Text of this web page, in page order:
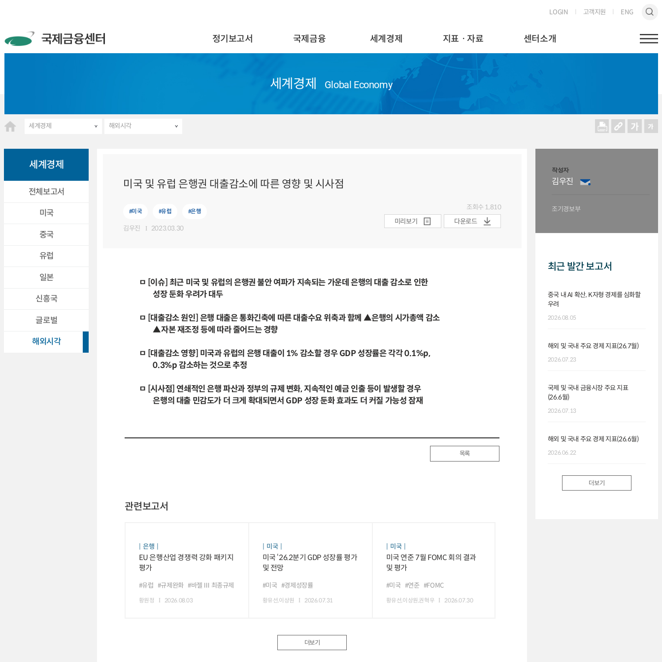
LOGIN 고객지원 ENG
정기보고서 국제금융 세계경제 지표ㆍ자료 센터소개
세계경제 Global Economy
세계경제 해외시각
세계경제
전체보고서
미국
중국
유럽
일본
신흥국
글로벌
해외시각
미국 및 유럽 은행권 대출감소에 따른 영향 및 시사점
#미국 #유럽 #은행
김우진 2023.03.30
조회수 1,810
미리보기
다운로드
ㅁ [이슈] 최근 미국 및 유럽의 은행권 불안 여파가 지속되는 가운데 은행의 대출 감소로 인한
성장 둔화 우려가 대두
ㅁ [대출감소 원인] 은행 대출은 통화긴축에 따른 대출수요 위축과 함께 ▲은행의 시가총액 감소
▲자본 재조정 등에 따라 줄어드는 경향
ㅁ [대출감소 영향] 미국과 유럽의 은행 대출이 1% 감소할 경우 GDP 성장률은 각각 0.1%p,
0.3%p 감소하는 것으로 추정
ㅁ [시사점] 연쇄적인 은행 파산과 정부의 규제 변화, 지속적인 예금 인출 등이 발생할 경우
은행의 대출 민감도가 더 크게 확대되면서 GDP 성장 둔화 효과도 더 커질 가능성 잠재
목록
관련보고서
은행
EU 은행산업 경쟁력 강화 패키지
평가
#유럽 #규제완화 #바젤 Ⅲ 최종규제
황원정 2026.08.03
미국
미국 ‘26.2분기 GDP 성장률 평가
및 전망
#미국 #경제성장률
황유선,이상원 2026.07.31
미국
미국 연준 7월 FOMC 회의 결과
및 평가
#미국 #연준 #FOMC
황유선,이상원,권혁우 2026.07.30
더보기
작성자
김우진
조기경보부
최근 발간 보고서
중국 내 AI 확산, K자형 경제를 심화할
우려
2026.08.05
해외 및 국내 주요 경제 지표(26.7월)
2026.07.23
국제 및 국내 금융시장 주요 지표
(26.6월)
2026.07.13
해외 및 국내 주요 경제 지표(26.6월)
2026.06.22
더보기